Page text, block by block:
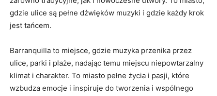
gdzie⁤ ulice są ​pełne dźwięków muzyki i gdzie każdy krok
jest tańcem.
Barranquilla to miejsce, gdzie ⁢muzyka przenika‍ przez
⁤ulice, ​parki i plaże, nadając temu miejscu niepowtarzalny⁢
klimat i charakter. To miasto ‍pełne ⁢życia i ⁤pasji, które
⁤wzbudza emocje i inspiruje do tworzenia i‌ wspólnego